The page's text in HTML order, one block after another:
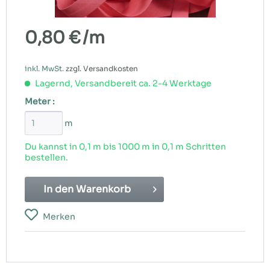
0,80 €/m
inkl. MwSt. zzgl. Versandkosten
Lagernd, Versandbereit ca. 2-4 Werktage
Meter :
m
Du kannst in 0,1 m bis 1000 m in 0,1 m Schritten
bestellen.
In den Warenkorb
Merken